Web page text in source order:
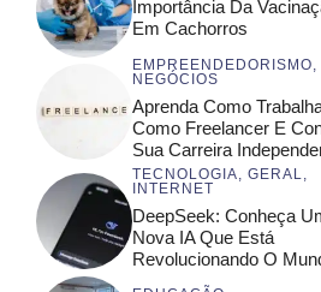
Importância Da
Em Cachorros
EMPREENDEDORISMO
NEGÓCIOS
Aprenda Como
Como Freelancer E
Sua Carreira
TECNOLOGIA GERAL
INTERNET
DeepSeek: Conheça
Nova IA Que Está
Revolucionando O